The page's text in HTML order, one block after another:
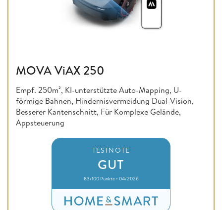
MOVA ViAX 250
Empf. 250m², KI-unterstützte Auto-Mapping, U-
förmige Bahnen, Hindernisvermeidung Dual-Vision,
Besserer Kantenschnitt, Für Komplexe Gelände,
Appsteuerung
TESTNOTE
GUT
83/100 Punkte • 04/2026